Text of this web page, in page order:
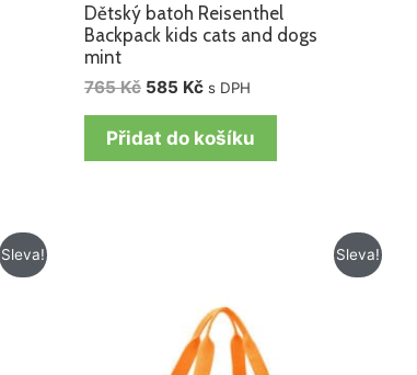
Dětský batoh Reisenthel
Backpack kids cats and dogs
mint
765Kč 585 Kč s DPH
Přidat do košíku
Sleva! Sleva!
572 Kč.